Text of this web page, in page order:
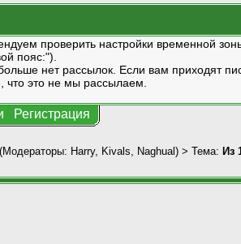
проверить настройки временной
пояс:").
нет рассылок. Если вам приходят
что это не мы рассылаем.
Регистрация
(Модераторы: Harry, Kivals Naghual) > Тема: Из